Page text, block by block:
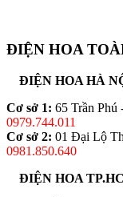
ĐIỆN HOA
ĐIỆN HOA HÀ
Cơ sở 1: 65 Trần
0979.744.011
Cơ sở 2: 01 Đại Lộ
0981.850.640
ĐIỆN HOA